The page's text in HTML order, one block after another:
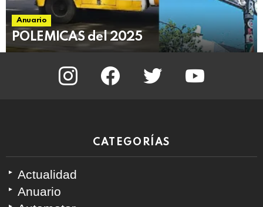
Anuario
POLEMICAS del 2025
instagram facebook twitter youtube
CATEGORÍAS
Actualidad
Anuario